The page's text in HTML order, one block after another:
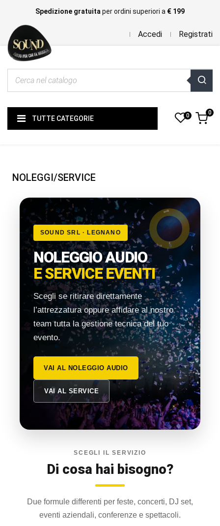
Spedizione gratuita per ordini superiori a € 199
Accedi Registrati
TUTTE CATEGORIE 0 0
NOLEGGI/SERVICE
SOUND SRL · LEGNANO
NOLEGGIO AUDIO
E SERVICE EVENTI
Scegli se ritirare direttamente
l’attrezzatura oppure affidare al nostro
team tutta la gestione tecnica del tuo
evento.
VAI AL NOLEGGIO AUDIO
VAI AL SERVICE
SCEGLI IL SERVIZIO
Di cosa hai bisogno?
Due formule differenti per feste, concerti, DJ set,
eventi aziendali, conferenze e spettacoli.